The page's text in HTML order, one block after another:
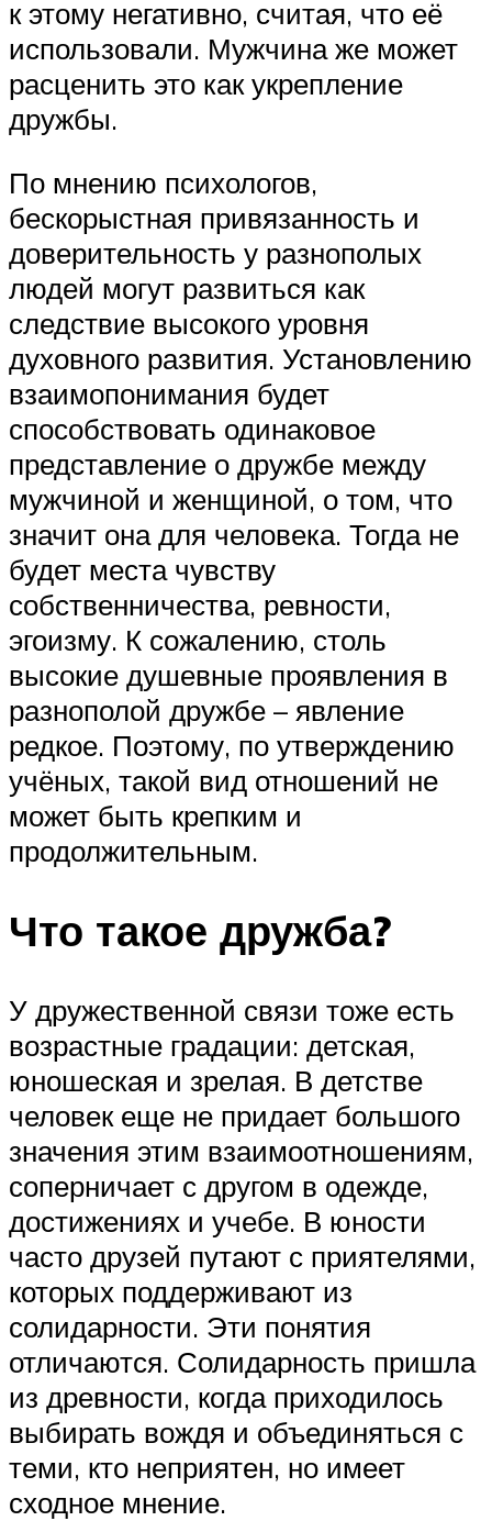
к этому негативно, считая, что её
использовали. Мужчина же может
расценить это как укрепление
дружбы.
По мнению психологов,
бескорыстная привязанность и
доверительность у разнополых
людей могут развиться как
следствие высокого уровня
духовного развития. Установлению
взаимопонимания будет
способствовать одинаковое
представление о дружбе между
мужчиной и женщиной, о том, что
значит она для человека. Тогда не
будет места чувству
собственничества, ревности,
эгоизму. К сожалению, столь
высокие душевные проявления в
разнополой дружбе – явление
редкое. Поэтому, по утверждению
учёных, такой вид отношений не
может быть крепким и
продолжительным.
Что такое дружба?
У дружественной связи тоже есть
возрастные градации: детская,
юношеская и зрелая. В детстве
человек еще не придает большого
значения этим взаимоотношениям,
соперничает с другом в одежде,
достижениях и учебе. В юности
часто друзей путают с приятелями,
которых поддерживают из
солидарности. Эти понятия
отличаются. Солидарность пришла
из древности, когда приходилось
выбирать вождя и объединяться с
теми, кто неприятен, но имеет
сходное мнение.